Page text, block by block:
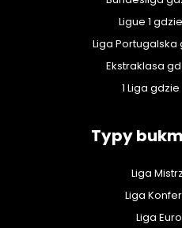
Ligue 1
Liga
Ekstraklasa
1 Liga
Typy
Liga
Liga
Liga